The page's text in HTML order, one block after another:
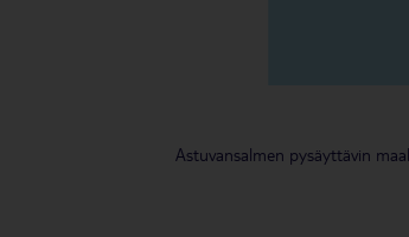
Astuvansalmen pysäyttävin